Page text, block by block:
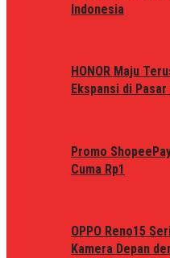
Indonesia
HONOR Maju
Ekspansi di
Promo
Cuma Rp1
OPPO Reno15
Kamera Depan